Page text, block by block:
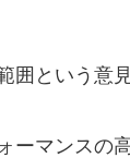
という意
ーマンスの